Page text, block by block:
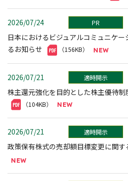
2026/07/24 PR
日本におけるビジュアルコミュニケ
るお知らせ
（156KB）
2026/07/21 適時開示
株主還元強化を目的とした株主優待
（104KB）
2026/07/21 適時開示
政策保有株式の売却額目標変更に関す